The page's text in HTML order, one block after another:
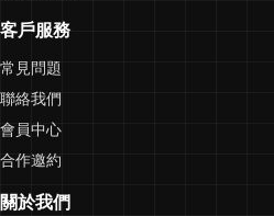
客戶服務
常見問題
聯絡我們
會員中心
合作邀約
關於我們